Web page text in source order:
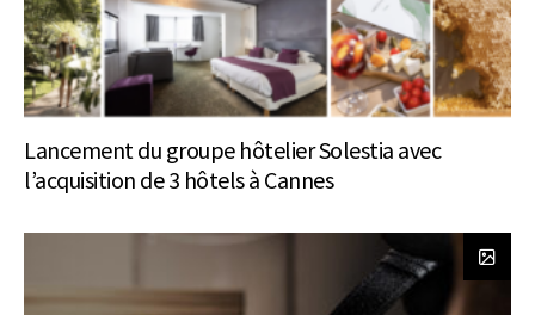
Lancement du groupe hôtelier Solestia avec
l’acquisition de 3 hôtels à Cannes